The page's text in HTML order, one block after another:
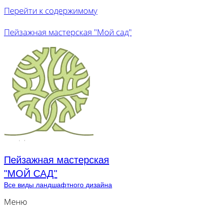
Перейти к содержимому
Пейзажная мастерская "Мой сад"
Пейзажная мастерская
"МОЙ САД"
Все виды ландшафтного дизайна
Меню